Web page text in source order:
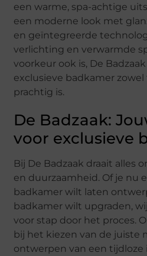
een warme, spa-achtige
een moderne look met
en geïntegreerde
verlichting en verwarmde
voorkeur ook is, De
exclusieve badkamer
prachtig is.
De Badzaak:
voor exclusieve
Bij De Badzaak draait alles
en duurzaamheid. Of je nu
badkamer wilt laten
badkamer wilt upgraden,
voor stap door het proces.
bij het kiezen van de juiste
ontwerpen van een tijdloze